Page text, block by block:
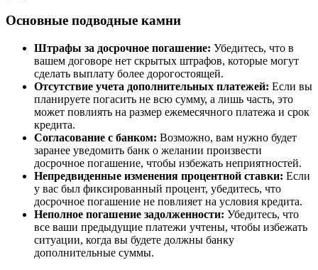
Основные подводные камни
Штрафы за досрочное погашение: Убедитесь, что в
вашем договоре нет скрытых штрафов, которые могут
сделать выплату более дорогостоящей.
Отсутствие учета дополнительных платежей: Если вы
планируете погасить не всю сумму, а лишь часть, это
может повлиять на размер ежемесячного платежа и срок
кредита.
Согласование с банком: Возможно, вам нужно будет
заранее уведомить банк о желании произвести
досрочное погашение, чтобы избежать неприятностей.
Непредвиденные изменения процентной ставки: Если
у вас был фиксированный процент, убедитесь, что
досрочное погашение не повлияет на условия кредита.
Неполное погашение задолженности: Убедитесь, что
все ваши предыдущие платежи учтены, чтобы избежать
ситуации, когда вы будете должны банку
дополнительные суммы.